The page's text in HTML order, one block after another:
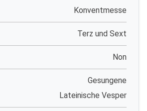
Konventmesse
Terz und Sext
Non
Gesungene
Lateinische Vesper